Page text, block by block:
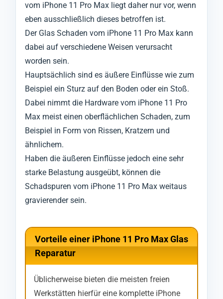
vom iPhone 11 Pro Max liegt daher nur vor, wenn
eben ausschließlich dieses betroffen ist.
Der Glas Schaden vom iPhone 11 Pro Max kann
dabei auf verschiedene Weisen verursacht
worden sein.
Hauptsächlich sind es äußere Einflüsse wie zum
Beispiel ein Sturz auf den Boden oder ein Stoß.
Dabei nimmt die Hardware vom iPhone 11 Pro
Max meist einen oberflächlichen Schaden, zum
Beispiel in Form von Rissen, Kratzern und
ähnlichem.
Haben die äußeren Einflüsse jedoch eine sehr
starke Belastung ausgeübt, können die
Schadspuren vom iPhone 11 Pro Max weitaus
gravierender sein.
Vorteile einer iPhone 11 Pro Max Glas
Reparatur
Üblicherweise bieten die meisten freien
Werkstätten hierfür eine komplette iPhone